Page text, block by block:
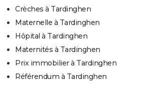
Crèches à Tardinghen
Maternelle à Tardinghen
Hôpital à Tardinghen
Maternités à Tardinghen
Prix immobilier à Tardinghen
Référendum à Tardinghen